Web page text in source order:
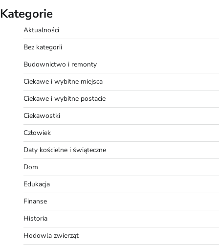
Kategorie
Aktualności
Bez kategorii
Budownictwo i remonty
Ciekawe i wybitne miejsca
Ciekawe i wybitne postacie
Ciekawostki
Człowiek
Daty kościelne i świąteczne
Dom
Edukacja
Finanse
Historia
Hodowla zwierząt